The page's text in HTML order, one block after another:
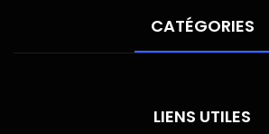
CATÉGORIES
LIENS UTILES